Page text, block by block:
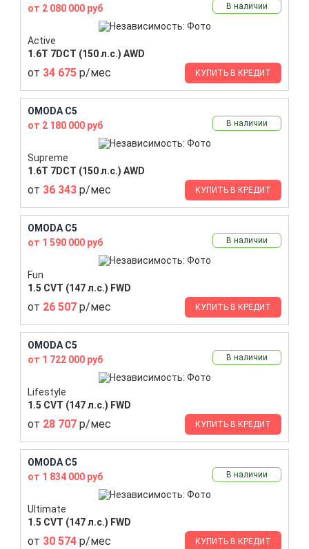
от 2 080 000 руб
В наличии
Active
1.6T 7DCT (150 л.с.) AWD
от 34 675 р/мес КУПИТЬ В КРЕДИТ
OMODA C5
от 2 180 000 руб
В наличии
Supreme
1.6T 7DCT (150 л.с.) AWD
от 36 343 р/мес КУПИТЬ В КРЕДИТ
OMODA C5
от 1 590 000 руб
В наличии
Fun
1.5 CVT (147 л.с.) FWD
от 26 507 р/мес КУПИТЬ В КРЕДИТ
OMODA C5
от 1 722 000 руб
В наличии
Lifestyle
1.5 CVT (147 л.с.) FWD
от 28 707 р/мес КУПИТЬ В КРЕДИТ
OMODA C5
от 1 834 000 руб
В наличии
Ultimate
1.5 CVT (147 л.с.) FWD
от 30 574 р/мес КУПИТЬ В КРЕДИТ